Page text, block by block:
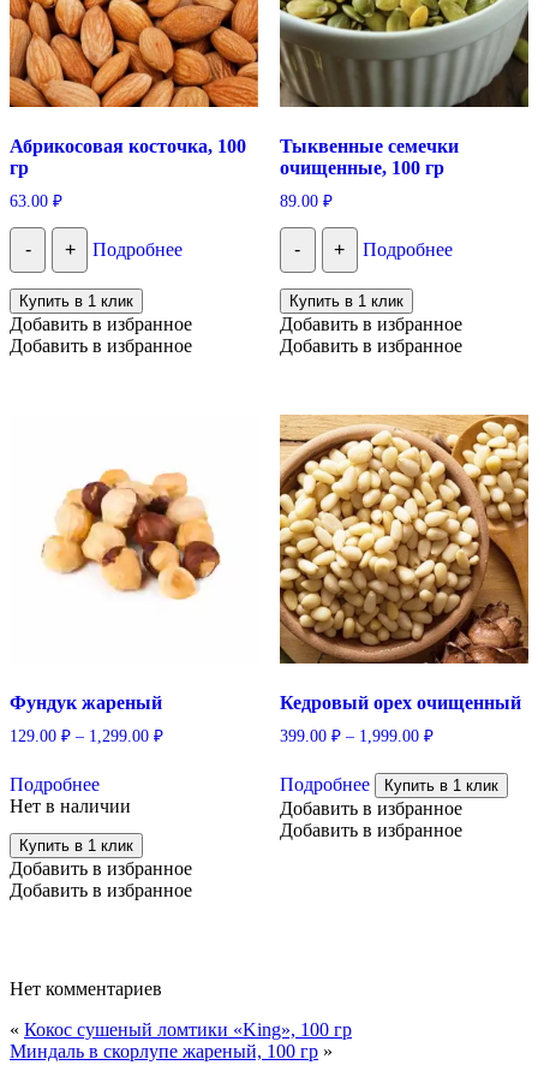
Абрикосовая косточка, 100
гр
63.00 ₽
- + Подробнее
Купить в 1 клик
Добавить в избранное
Добавить в избранное
Тыквенные семечки
очищенные, 100 гр
89.00 ₽
- + Подробнее
Купить в 1 клик
Добавить в избранное
Добавить в избранное
Фундук жареный
129.00 ₽ – 1,299.00 ₽
Подробнеетовар
имеет
несколько
вариаций.
Опции
можно
Нет в наличии
Купить в 1 клик
Добавить в избранное
Добавить в избранное
Кедровый орех очищенный
399.00 ₽– 1,999.00 ₽
Подробнеетовар
имеет
несколько
Купить в 1 клик
Добавить в избранное
Добавить в избранное
Нет комментариев
« Кокос сушеный ломтики «King», 100 гр
Миндаль в скорлупе жареный, 100 гр »